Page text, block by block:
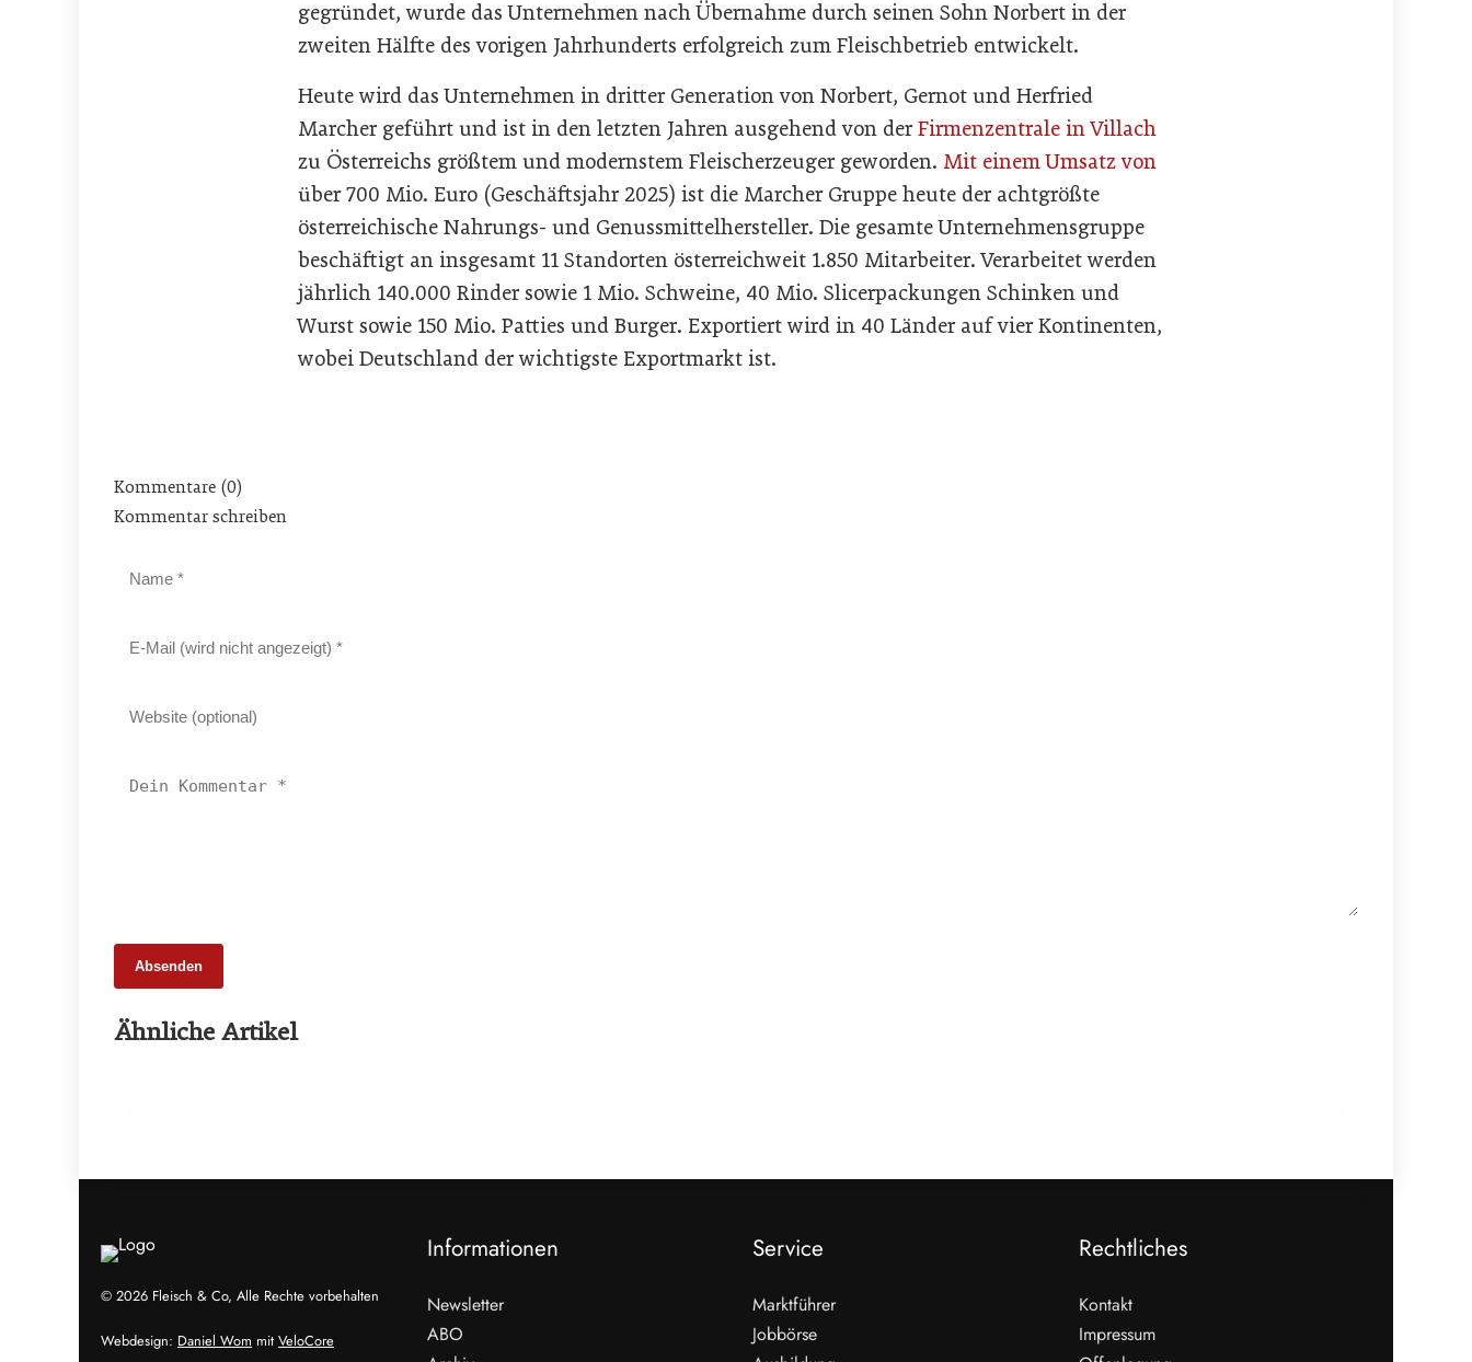
gegründet, wurde das Unternehmen nach Übernahme durch seinen Sohn Norbert in der
zweiten Hälfte des vorigen Jahrhunderts erfolgreich zum Fleischbetrieb entwickelt.
Heute wird das Unternehmen in dritter Generation von Norbert, Gernot und Herfried
Marcher geführt und ist in den letzten Jahren ausgehend von der Firmenzentrale in Villach
zu Österreichs größtem und modernstem Fleischerzeuger geworden. Mit einem Umsatz von
über 700 Mio. Euro (Geschäftsjahr 2025) ist die Marcher Gruppe heute der achtgrößte
österreichische Nahrungs- und Genussmittelhersteller. Die gesamte Unternehmensgruppe
beschäftigt an insgesamt 11 Standorten österreichweit 1.850 Mitarbeiter. Verarbeitet werden
jährlich 140.000 Rinder sowie 1 Mio. Schweine, 40 Mio. Slicerpackungen Schinken und
Wurst sowie 150 Mio. Patties und Burger. Exportiert wird in 40 Länder auf vier Kontinenten,
wobei Deutschland der wichtigste Exportmarkt ist.
Kommentare (0)
Kommentar schreiben
Absenden
Ähnliche Artikel
Hauser modernisiert Fleischwaren
© 2026 Fleisch & Co, Alle Rechte vorbehalten
Webdesign: Daniel Wom mit VeloCore
Informationen
Newsletter
ABO
Service
Marktführer
Jobbörse
Rechtliches
Kontakt
Impressum